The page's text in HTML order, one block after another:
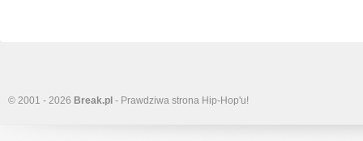
© 2001 - 2026 Break.pl - Prawdziwa strona Hip-Hop'u!